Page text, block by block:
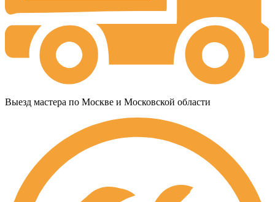
Выезд мастера по Москве и Московской области